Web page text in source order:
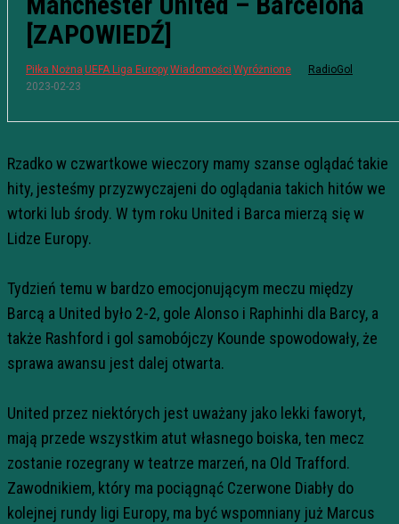
[ZAPOWIEDŹ]
Piłka Nożna UEFA Liga EuropyWiadomości Wyróżnione
RadioGol
2023-02-23
Rzadko w czwartkowe wieczory mamy szanse oglądać takie
hity, jesteśmy przyzwyczajeni do oglądania takich hitów we
wtorki lub środy. W tym roku United i Barca mierzą się w
Lidze Europy.
Tydzień temu w bardzo emocjonującym meczu między
Barcą a United było 2-2, gole Alonso i Raphinhi dla Barcy, a
także Rashford i gol samobójczy Kounde spowodowały, że
sprawa awansu jest dalej otwarta.
United przez niektórych jest uważany jako lekki faworyt,
mają przede wszystkim atut własnego boiska, ten mecz
zostanie rozegrany w teatrze marzeń, na Old Trafford.
Zawodnikiem, który ma pociągnąć Czerwone Diabły do
kolejnej rundy ligi Europy, ma być wspomniany już Marcus